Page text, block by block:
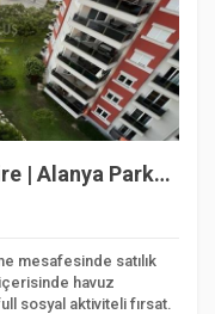
| Alanya Park
mesafesinde satılık
havuz
sosyal aktiviteli fırsat.